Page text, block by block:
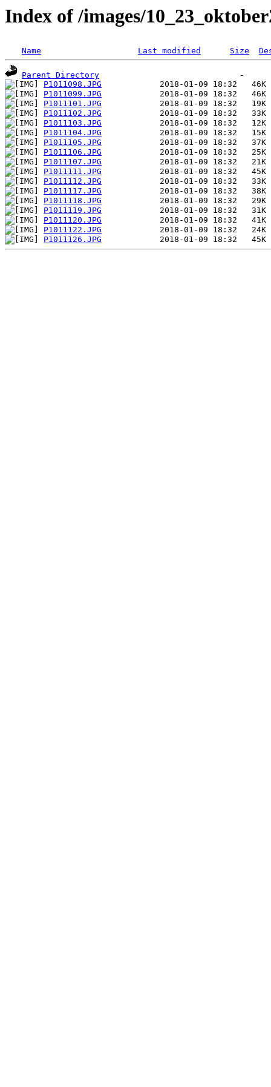
Index of /images/
Name Last modified Size
Parent Directory
P1011098.JPG
P1011099.JPG
P1011101.JPG
P1011102.JPG
P1011103.JPG
P1011104.JPG
P1011105.JPG
P1011106.JPG
P1011107.JPG
P1011111.JPG
P1011112.JPG
P1011117.JPG
P1011118.JPG
P1011119.JPG
P1011120.JPG
P1011122.JPG
P1011126.JPG